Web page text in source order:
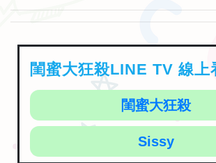
閨蜜大狂殺LINE TV 線上
閨蜜大狂殺
Sissy